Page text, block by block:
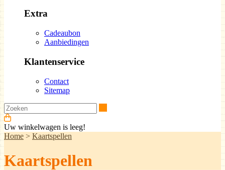
Extra
Cadeaubon
Aanbiedingen
Klantenservice
Contact
Sitemap
Uw winkelwagen is leeg!
Home > Kaartspellen
Kaartspellen